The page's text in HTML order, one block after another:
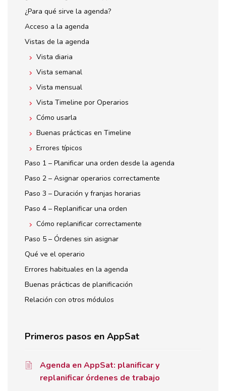
¿Para qué sirve la agenda?
Acceso a la agenda
Vistas de la agenda
Vista diaria
Vista semanal
Vista mensual
Vista Timeline por Operarios
Cómo usarla
Buenas prácticas en Timeline
Errores típicos
Paso 1 – Planificar una orden desde la agenda
Paso 2 – Asignar operarios correctamente
Paso 3 – Duración y franjas horarias
Paso 4 – Replanificar una orden
Cómo replanificar correctamente
Paso 5 – Órdenes sin asignar
Qué ve el operario
Errores habituales en la agenda
Buenas prácticas de planificación
Relación con otros módulos
Primeros pasos en AppSat
Agenda en AppSat: planificar y
replanificar órdenes de trabajo